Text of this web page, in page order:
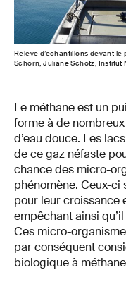
Relevé d’échantillons devant
Schorn, Juliane Schötz, Institut
Le méthane est un
forme à de
d’eau douce. Les
de ce gaz néfaste
chance des micro-
phénomène. Ceux-ci
pour leur croissance
empêchant ainsi
Ces micro-
par conséquent
biologique à